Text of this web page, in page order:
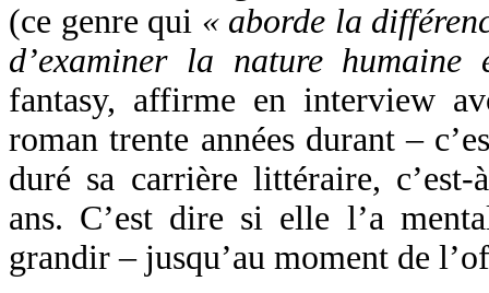
(ce genre qui « aborde la
d’examiner la nature humaine
fantasy, affirme en interview
roman trente années durant –
duré sa carrière littéraire,
ans. C’est dire si elle l’a
grandir – jusqu’au moment de